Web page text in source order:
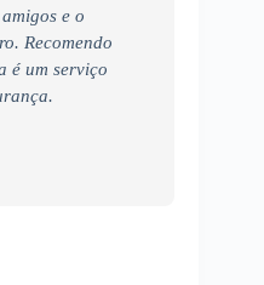
e o
Recomendo
é um serviço